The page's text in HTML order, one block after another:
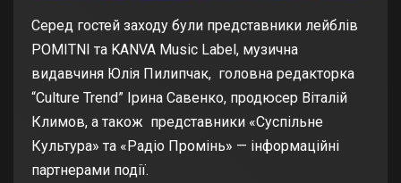
Серед гостей заходу були представники лейблів
POMITNI та KANVA Music Label, музична
видавчиня Юлія Пилипчак, головна редакторка
“Culture Trend” Ірина Савенко, продюсер Віталій
Климов, а також представники «Суспільне
Культура» та «Радіо Промінь» — інформаційні
партнерами події.